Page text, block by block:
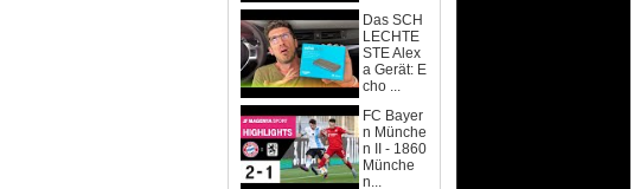
Das SCH
LECHTE
STE Alex
a Gerät: E
cho ...
FC Bayer
n Münche
n II - 1860
Münche
n...